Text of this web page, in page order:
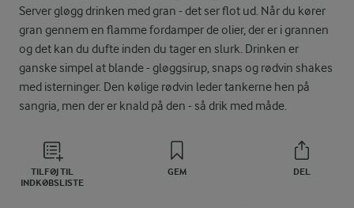
Server gløgg drinken med gran - det ser flot ud. Når du kører
gran gennem en flamme fordamper de olier, der er i grannen
og det kan du dufte inden du tager en slurk. Drinken er
ganske simpel at blande - gløggsirup, snaps og rødvin shakes
med isterninger. Den kølige rødvin leder tankerne hen på
sangria, men der er knald på den - så drik med måde.
TILFØJ TIL
INDKØBSLISTE
GEM DEL